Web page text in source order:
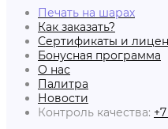
Печать на шарах
Как заказать?
Сертификаты и
Бонусная программа
О нас
Палитра
Новости
Контроль качества: